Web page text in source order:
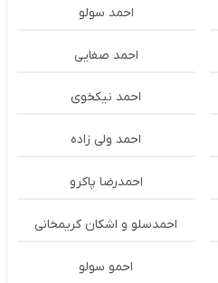
احمد سولو
احمد صفایی
احمد نیکخوی
احمد ولی زاده
احمدرضا پاکرو
احمدسلو و اشکان کریمخانی
احمو سولو